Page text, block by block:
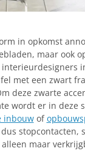
in opkomst
maar ook
met een zwart
deze zwarte
wordt er in deze
inbouwof
stopcontacten,
maar